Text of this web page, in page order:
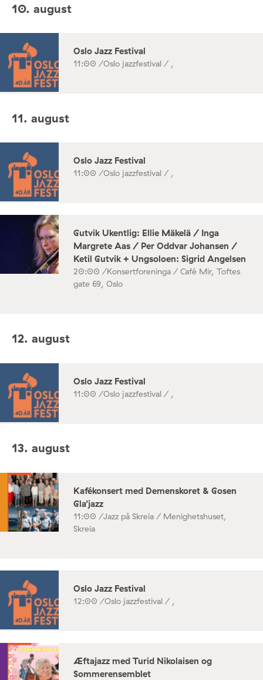
10. august
Oslo Jazz Festival
11:00 /Oslo jazzfestival / ,
11. august
Oslo Jazz Festival
11:00 /Oslo jazzfestival / ,
Gutvik Ukentlig: Ellie Mäkelä / Inga
Margrete Aas / Per Oddvar Johansen /
Ketil Gutvik + Ungsoloen: Sigrid Angelsen
20:00 /Konsertforeninga / Café Mir, Toftes
gate 69, Oslo
12. august
Oslo Jazz Festival
11:00 /Oslo jazzfestival / ,
13. august
Kafékonsert med Demenskoret & Gosen
Gla’jazz
11:00 /Jazz på Skreia / Menighetshuset,
Skreia
Oslo Jazz Festival
12:00 /Oslo jazzfestival / ,
Æftajazz med Turid Nikolaisen og
Sommerensemblet